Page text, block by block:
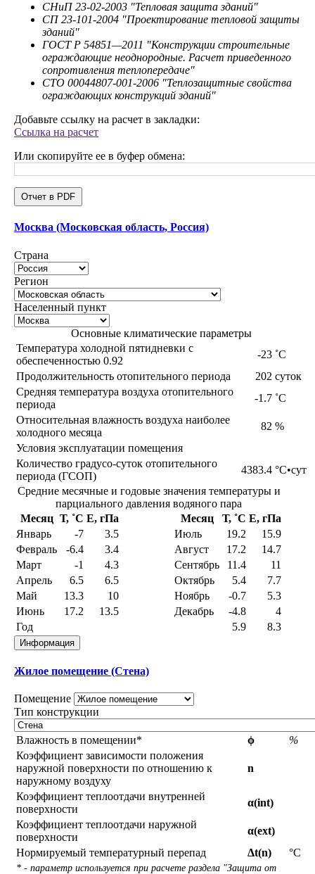
СНиП 23-02-2003 "Тепловая защита зданий"
СП 23-101-2004 "Проектирование тепловой защиты
зданий"
ГОСТ Р 54851—2011 "Конструкции строительные
ограждающие неоднородные. Расчет приведенного
сопротивления теплопередаче"
СТО 00044807-001-2006 "Теплозащитные свойства
ограждающих конструкций зданий"
Добавьте ссылку на расчет в закладки:
Ссылка на расчет
Или скопируйте ее в буфер обмена:
Отчет в PDF
Москва (Московская область, Россия)
Страна
Регион
Населенный пункт
Основные климатические параметры
Температура холодной пятидневки с
обеспеченностью 0.92
-23 ˚С
Продолжительность отопительного периода
202 суток
Средняя температура воздуха отопительного
периода
-1.7 ˚С
Относительная влажность воздуха наиболее
холодного месяца
82 %
Условия эксплуатации помещения
Количество градусо-суток отопительного
периода (ГСОП)
4383.4 °С•сут
Средние месячные и годовые значения температуры и
парциального давления водяного пара
Месяц Т, ˚С E, гПа Месяц Т, ˚С E, гПа
Январь
-7 3.5 Июль 19.2
15.9
Февраль
-6.4 3.4 Август 17.2
14.7
Март
-1 4.3 Сентябрь 11.4
11
Апрель
6.5 6.5 Октябрь 5.4
7.7
Май
13.3 10 Ноябрь -0.7
5.3
Июнь
17.2 13.5 Декабрь -4.8
4
Год
5.9 8.3
Информация
Жилое помещение (Стена)
Помещение
Тип конструкции
Влажность в помещении* ϕ
%
Коэффициент зависимости положения
наружной поверхности по отношению к
наружному воздуху
n
Коэффициент теплоотдачи внутренней
поверхности
α(int)
Коэффициент теплоотдачи наружной
поверхности
α(ext)
Нормируемый температурный перепад
Δt(n) °С
* - параметр используется при расчете раздела "Защита от